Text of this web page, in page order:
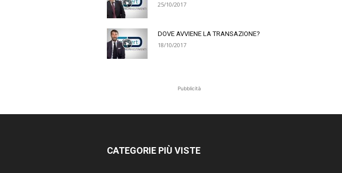
25/10/2017
DOVE AVVIENE LA TRANSAZIONE?
18/10/2017
Pubblicità
CATEGORIE PIÙ VISTE